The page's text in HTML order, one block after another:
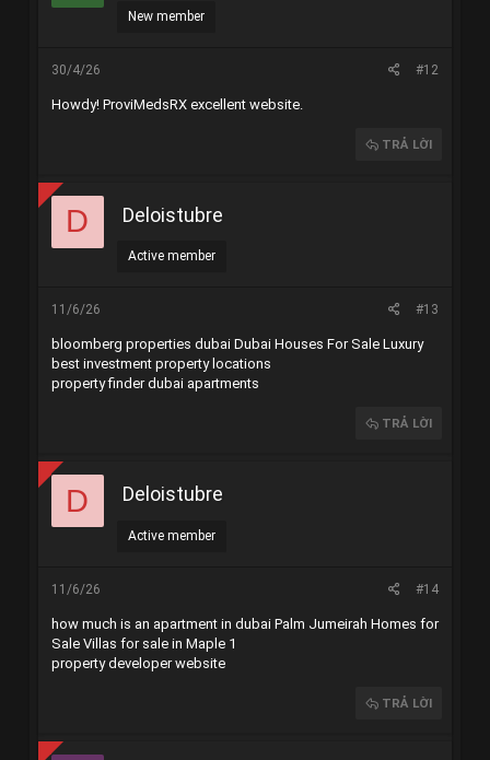
New member
30/4/26 #12
Howdy! ProviMedsRXexcellent website.
TRẢ LỜI
D Deloistubre
Active member
11/6/26 #13
bloomberg properties dubai Dubai Houses For Sale Luxury
best investment property locations
property finder dubai apartments
TRẢ LỜI
D Deloistubre
Active member
11/6/26 #14
how much is an apartment in dubai Palm Jumeirah Homes for
SaleVillas for sale in Maple 1
property developer website
TRẢ LỜI